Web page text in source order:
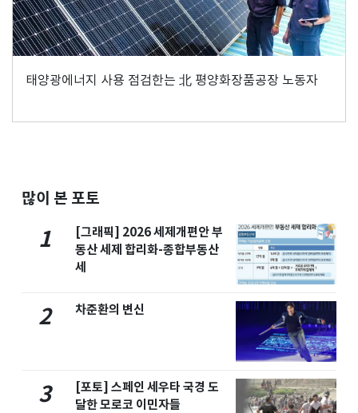
태양광에너지 사용 점검한는 北 평양화장품공장 노동자
많이 본 포토
1
[그래픽] 2026 세제개편안 부
동산 세제 합리화-종합부동산
세
2 차준환의 변신
3
[포토] 스페인 세우타 국경 도
달한 모로코 이민자들